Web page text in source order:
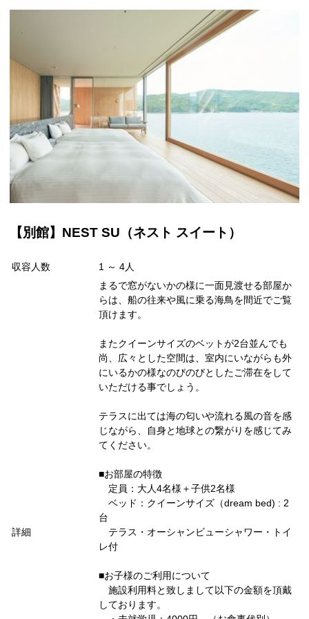
【別館】NEST SU（ネスト スイート）
収容人数 1 ～ 4人
詳細
まるで窓がないかの様に一面見渡せる部屋か
らは、船の往来や風に乗る海鳥を間近でご覧
頂けます。
またクイーンサイズのベットが2台並んでも
尚、広々とした空間は、室内にいながらも外
にいるかの様なのびのびとしたご滞在をして
いただける事でしょう。
テラスに出ては海の匂いや流れる風の音を感
じながら、自身と地球との繋がりを感じてみ
てください。
■お部屋の特徴
定員：大人4名様＋子供2名様
ベッド：クイーンサイズ（dream bed) : 2
台
テラス・オーシャンビューシャワー・トイ
レ付
■お子様のご利用について
施設利用料と致しまして以下の金額を頂戴
しております。